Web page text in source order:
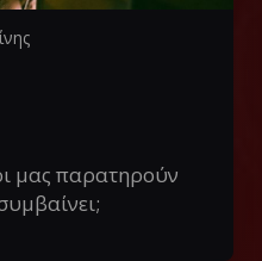
μας παρατηρούν